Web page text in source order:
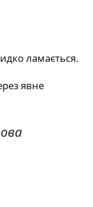
ламається.
явне